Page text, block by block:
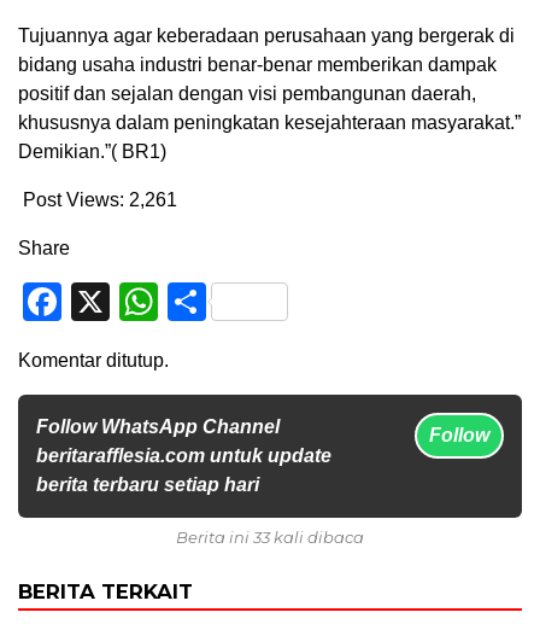
Tujuannya agar keberadaan perusahaan yang bergerak di
bidang usaha industri benar-benar memberikan dampak
positif dan sejalan dengan visi pembangunan daerah,
khususnya dalam peningkatan kesejahteraan masyarakat.”
Demikian.”( BR1)
Post Views: 2,261
Share
Facebook
X WhatsApp
Share
Komentar ditutup.
Follow WhatsApp Channel
beritarafflesia.com untuk update
berita terbaru setiap hari
Follow
Berita ini 33 kali dibaca
BERITA TERKAIT